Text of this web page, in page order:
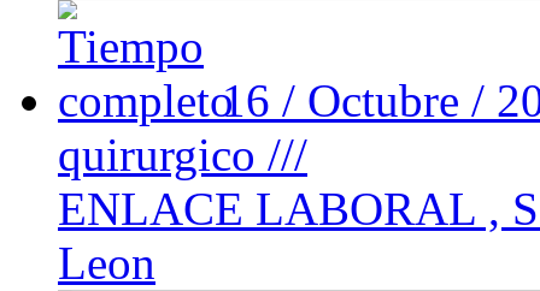
16 / Octubre /
quirurgico ///
ENLACE LABORAL ,
Leon